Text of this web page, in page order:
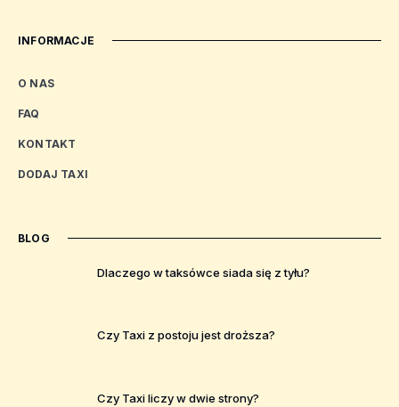
INFORMACJE
O NAS
FAQ
KONTAKT
DODAJ TAXI
BLOG
Dlaczego w taksówce siada się z tyłu?
Czy Taxi z postoju jest droższa?
Czy Taxi liczy w dwie strony?